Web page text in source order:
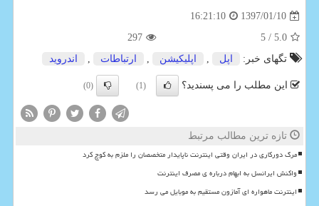
1397/01/10
16:21:10
5.0
/ 5
297
تگهای خبر:
اپل , اپلیكیشن , ارتباطات , اندروید
این مطلب را می پسندید؟ (1)
(0)
تازه ترین مطالب مرتبط
مرگ دورکاری در ایران وقتی اینترنت ناپایدار متخصصان را ملزم به کوچ کرد
واکنش ایرانسل به ابهام درباره ی مصرف اینترنت
اینترنت ماهواره ای آمازون مستقیم به موبایل می رسد